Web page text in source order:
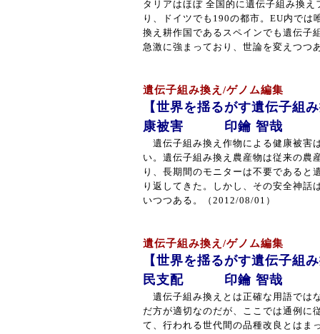
タリアはほぼ 全国的に遺伝子組み換え
り、ドイツでも190の都市。EU内では
換え耕作国であるスペインでも遺伝子
急激に強まっており、世論を変えつつ
遺伝子組み換え/ゲノム編集
【世界を揺るがす遺伝子組
康被害 印鑰 智哉
遺伝子組み換え作物による健康被害
い。遺伝子組み換え農産物は従来の農
り、長期間のモニターは不要であると
り返してきた。しかし、その安全神話
いつつある。（2012/08/01）
遺伝子組み換え/ゲノム編集
【世界を揺るがす遺伝子組
民支配 印鑰 智哉
遺伝子組み換えとは正確な用語では
だ方が適切なのだが、ここでは通例に
て、行われる世代間の品種改良とはま